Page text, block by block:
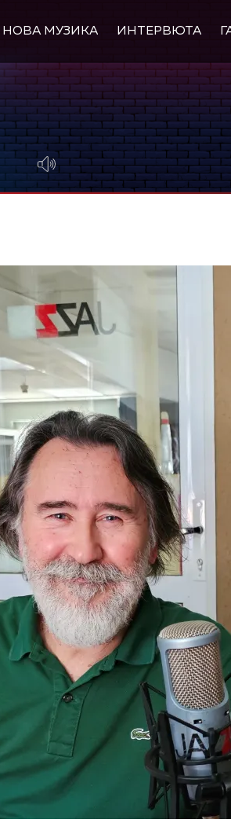
НОВА МУЗИКА ИНТЕРВЮТА